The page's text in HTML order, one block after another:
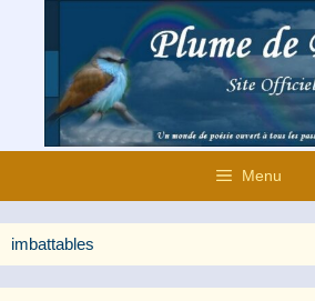
contenu
Menu
imbattables